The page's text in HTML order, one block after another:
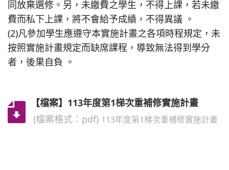
同放棄選修。另，未繳費之學生，不得上課，若未繳
費而私下上課，將不會給予成績，不得異議 。
(2)凡參加學生應遵守本實施計畫之各項時程規定，未
按照實施計畫規定而缺席課程，導致無法得到學分
者，後果自負 。
【檔案】113年度第1梯次重補修實施計畫
(檔案格式：pdf) 113年度第1梯次重補修實施計畫